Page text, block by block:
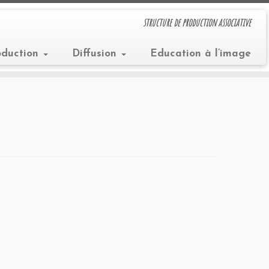
structure de production associative
Diffusion Education à l’image